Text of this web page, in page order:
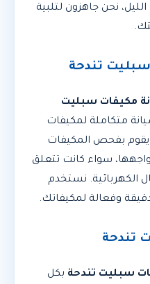
نحن جاهزون لتلبية
تندحة
مكيفات سبليت
متكاملة لمكيفات
بفحص المكيفات
سواء كانت تتعلق
الكهربائية. نستخدم
وفعالة لمكيفاتك.
تندحة
سبليت تندحة بكل